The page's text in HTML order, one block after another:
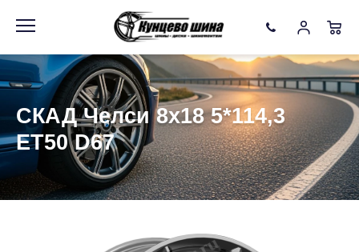
СКАД Челси 8x18 5*114,3
ET50 D67
Информация Фото товара